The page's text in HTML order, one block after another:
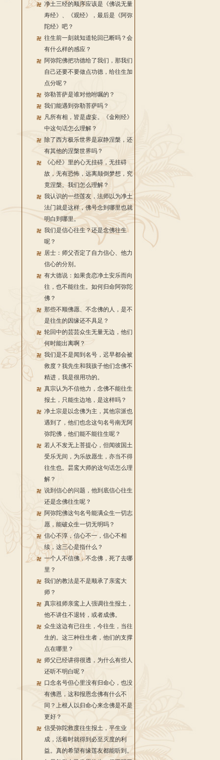
净土三经的顺序应该是《佛说无量
寿经》、《观经》，最后是《阿弥
陀经》吧？
往生前一刻就知道轮回已断吗？会
有什么样的感应？
阿弥陀佛把功德给了我们，那我们
自己还要不要做点功德，给往生加
点分呢？
弥勒菩萨是谁对他咐嘱的？
我们能遇到弥勒菩萨吗？
凡所有相，皆是虚妄。《金刚经》
中这句话怎么理解？
除了西方极乐世界是寂静涅槃，还
有其他的涅槃世界吗？
《心经》里的心无挂碍，无挂碍
故，无有恐怖，远离颠倒梦想，究
竟涅槃。我们怎么理解？
我认识的一些莲友，法师以为净土
法门就是这样，佛号念到哪里也就
明白到哪里。
我们是信心往生？还是念佛往生
呢？
居士：师父否定了自力信心、他力
信心的分别。
有大德说：如果贪恋净土安乐而向
往，也不能往生。如何归命阿弥陀
佛？
那些不顺佛愿、不念佛的人，是不
是往生的因缘还不具足？
轮回中的芸芸众生无量无边，他们
何时能出离啊？
我们是不是闻到名号，迟早都会被
救度？我先生和我孩子他们念佛不
精进，我是很用功的。
真宗认为不信他力，念佛不能往生
报土，只能生边地，是这样吗？
净土宗是以念佛为主，其他宗派也
遇到了，他们也念这句名号南无阿
弥陀佛，他们能不能往生呢？
若人不发无上菩提心，但闻彼国土
受乐无间，为乐故愿生，亦当不得
往生也。昙鸾大师的这句话怎么理
解？
说到信心的问题，他到底信心往生
还是念佛往生呢？
阿弥陀佛这句名号能满众生一切志
愿，能破众生一切无明吗？
信心不淳，信心不一，信心不相
续，这三心是指什么？
一个人不信佛，不念佛，死了去哪
里？
我们的教法是不是顺承了亲鸾大
师？
真宗祖师亲鸾上人强调往生报土，
他不讲住不退转，或者成佛。
众生这边有已往生，今往生，当往
生的。这三种往生者，他们的支撑
点在哪里？
师父已经讲得很透，为什么有些人
还听不明白呢？
口念名号但心里没有归命心，也没
有佛恩，这和报恩念佛有什么不
同？上根人以归命心来念佛是不是
更好？
信受弥陀救度往生报土，平生业
成，活着时就得到必至灭度的利
益。真的希望有缘莲友都能听到。